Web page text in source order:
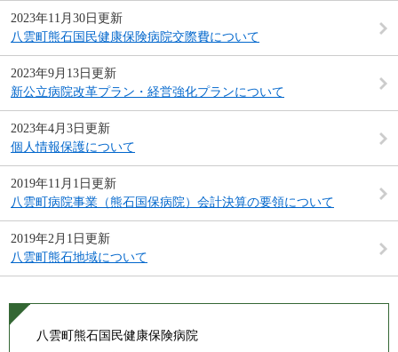
2023年11月30日更新
八雲町熊石国民健康保険病院交際費について
2023年9月13日更新
新公立病院改革プラン・経営強化プランについて
2023年4月3日更新
個人情報保護について
2019年11月1日更新
八雲町病院事業（熊石国保病院）会計決算の要領について
2019年2月1日更新
八雲町熊石地域について
八雲町熊石国民健康保険病院